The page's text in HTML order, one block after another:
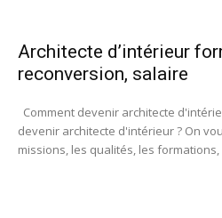
Architecte d’intérieur
reconversion, salaire
Comment devenir architecte
devenir architecte d'intérieur ? On
missions, les qualités, les formations,